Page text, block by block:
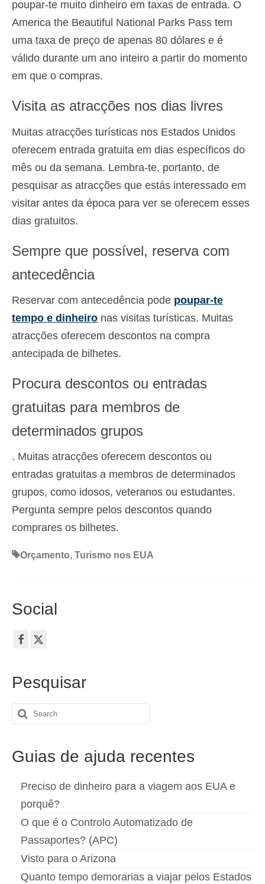
poupar-te muito dinheiro em taxas de entrada. O
America the Beautiful National Parks Pass tem
uma taxa de preço de apenas 80 dólares e é
válido durante um ano inteiro a partir do momento
em que o compras.
Visita as atracções nos dias livres
Muitas atracções turísticas nos Estados Unidos
oferecem entrada gratuita em dias específicos do
mês ou da semana. Lembra-te, portanto, de
pesquisar as atracções que estás interessado em
visitar antes da época para ver se oferecem esses
dias gratuitos.
Sempre que possível, reserva com
antecedência
Reservar com antecedência pode poupar-te
tempo e dinheiro nas visitas turísticas. Muitas
atracções oferecem descontos na compra
antecipada de bilhetes.
Procura descontos ou entradas
gratuitas para membros de
determinados grupos
. Muitas atracções oferecem descontos ou
entradas gratuitas a membros de determinados
grupos, como idosos, veteranos ou estudantes.
Pergunta sempre pelos descontos quando
comprares os bilhetes.
Orçamento, Turismo nos EUA
Social
Pesquisar
Search
Guias de ajuda recentes
Preciso de dinheiro para a viagem aos EUA e
porquê?
O que é o Controlo Automatizado de
Passaportes? (APC)
Visto para o Arizona
Quanto tempo demorarias a viajar pelos Estados